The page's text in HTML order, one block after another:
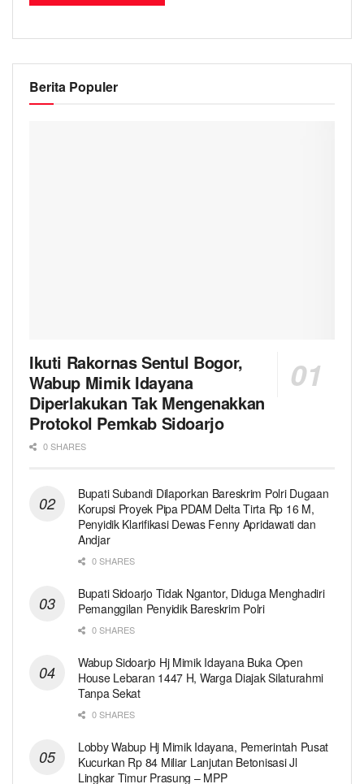
Berita Populer
Ikuti Rakornas Sentul Bogor,
Wabup Mimik Idayana
Diperlakukan Tak Mengenakkan
Protokol Pemkab Sidoarjo
0 SHARES
Bupati Subandi Dilaporkan Bareskrim Polri Dugaan
Korupsi Proyek Pipa PDAM Delta Tirta Rp 16 M,
Penyidik Klarifikasi Dewas Fenny Apridawati dan
Andjar
0 SHARES
Bupati Sidoarjo Tidak Ngantor, Diduga Menghadiri
Pemanggilan Penyidik Bareskrim Polri
0 SHARES
Wabup Sidoarjo Hj Mimik Idayana Buka Open
House Lebaran 1447 H, Warga Diajak Silaturahmi
Tanpa Sekat
0 SHARES
Lobby Wabup Hj Mimik Idayana, Pemerintah Pusat
Kucurkan Rp 84 Miliar Lanjutan Betonisasi Jl
Lingkar Timur Prasung – MPP